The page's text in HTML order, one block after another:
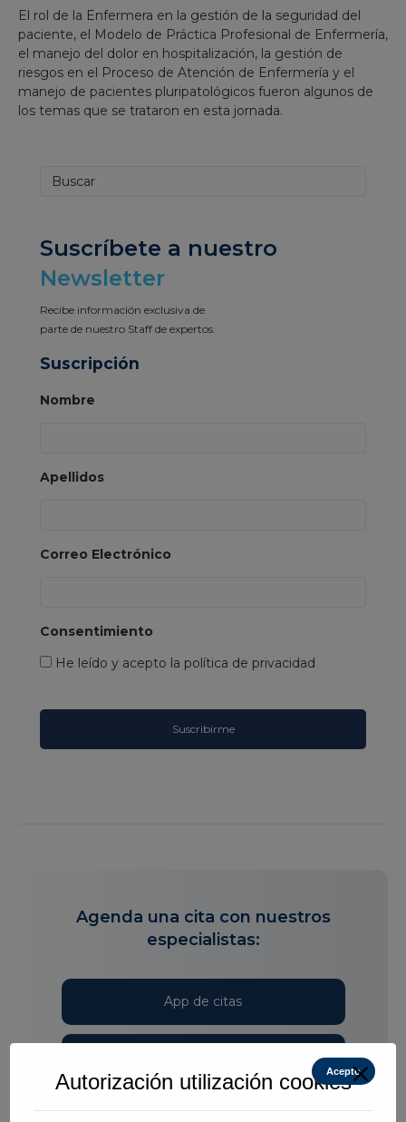
El rol de la Enfermera en la gestión de la seguridad del
paciente, el Modelo de Práctica Profesional de Enfermería,
el manejo del dolor en hospitalización, la gestión de
riesgos en el Proceso de Atención de Enfermería y el
manejo de pacientes pluripatológicos fueron algunos de
los temas que se trataron en esta jornada.
Suscríbete a nuestro
Newsletter
Recibe información exclusiva de
parte de nuestro Staff de expertos.
Suscripción
Nombre
Apellidos
Correo Electrónico
Consentimiento
He leído y acepto la política de privacidad
Agenda una cita con nuestros
especialistas:
App de citas
Autorización utilización cookies
Acepto